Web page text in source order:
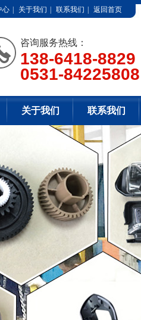
心 关于我们 联系我们 返回首页
咨询服务热线：
138-6418-8829
0531-84225808
关于我们 联系我们